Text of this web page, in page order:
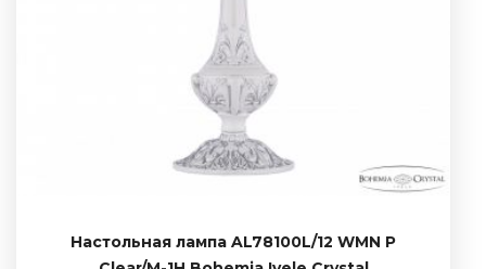
Настольная лампа AL78100L/12 WMN P